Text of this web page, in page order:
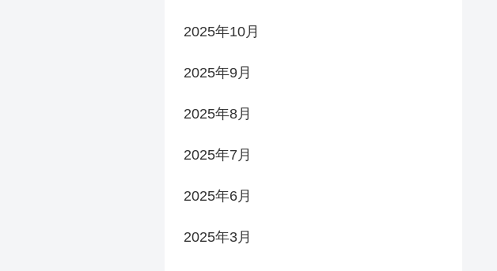
2025年10月
2025年9月
2025年8月
2025年7月
2025年6月
2025年3月